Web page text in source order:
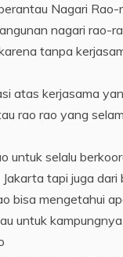
Nagari
nagari rao-
tanpa
atas kerjasama
rao rao yang
selalu
tapi juga
bisa mengetahui
untuk